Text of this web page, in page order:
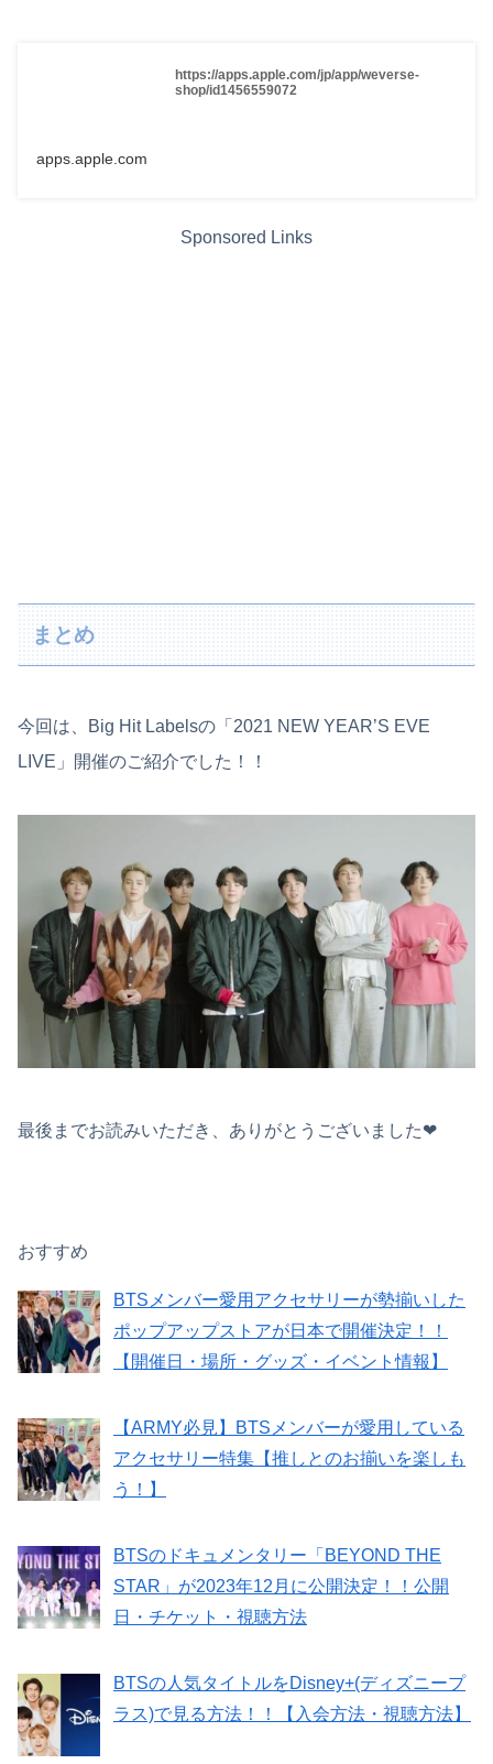
https://apps.apple.com/jp/app/weverse-
shop/id1456559072
apps.apple.com
Sponsored Links
まとめ
今回は、Big Hit Labelsの「2021 NEW YEAR’S EVE
LIVE」開催のご紹介でした！！
最後までお読みいただき、ありがとうございました❤︎
おすすめ
BTSメンバー愛用アクセサリーが勢揃いした
ポップアップストアが日本で開催決定！！
【開催日・場所・グッズ・イベント情報】
【ARMY必見】BTSメンバーが愛用している
アクセサリー特集【推しとのお揃いを楽しも
う！】
BTSのドキュメンタリー「BEYOND THE
STAR」が2023年12月に公開決定！！公開
日・チケット・視聴方法
BTSの人気タイトルをDisney+(ディズニープ
ラス)で見る方法！！【入会方法・視聴方法】